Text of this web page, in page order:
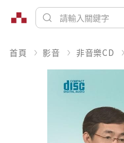
首頁 影音 非音樂CD